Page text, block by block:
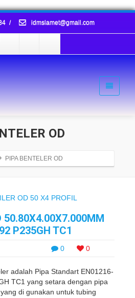
/ idmslamet@gmail.com
OD
PIPA BENTELER OD
50.80X4.00X7.000MM
P235GH TC1
0 0
adalah Pipa Standart EN01216-
TC1 yang setara dengan pipa
di gunakan untuk tubing